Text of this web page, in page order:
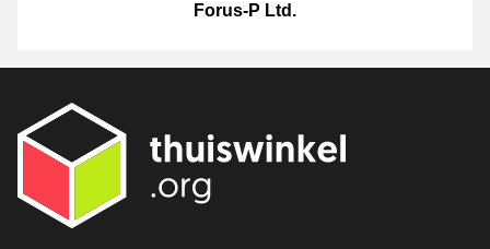
Forus-P Ltd.